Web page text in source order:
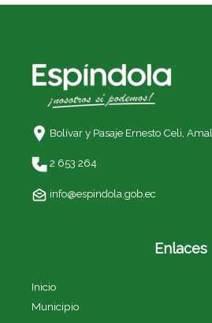
Bolívar y Pasaje Ernesto Celi,
2 653 264
info@espindola.gob.ec
Enlaces
Inicio
Municipio